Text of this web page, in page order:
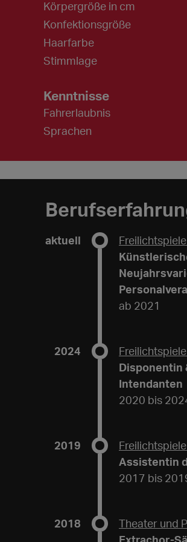
Körpergröße in cm
Konfektionsgröße
Haarfarbe
Stimmlage
Kenntnisse
Fahrerlaubnis
Sprachen
aktuell
ab 2021
2024
Disponentin
Intendanten
2020 bis
2019
Assistentin
2017 bis
2018
Theater und